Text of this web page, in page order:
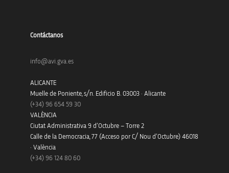
Contáctanos
info@avi.gva.es
ALICANTE
Muelle de Poniente, s/n. Edificio B. 03003 · Alicante
(+34) 96 654 59 30
VALÈNCIA
Ciutat Administrativa 9 d’Octubre – Torre 2
Calle de la Democracia, 77 (Acceso por C/ Nou d’Octubre) 46018
· València
(+34) 96 124 80 60